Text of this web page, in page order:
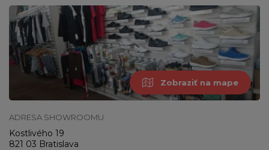
Zobraziť na mape
ADRESA SHOWROOMU
Kostlivého 19
821 03 Bratislava